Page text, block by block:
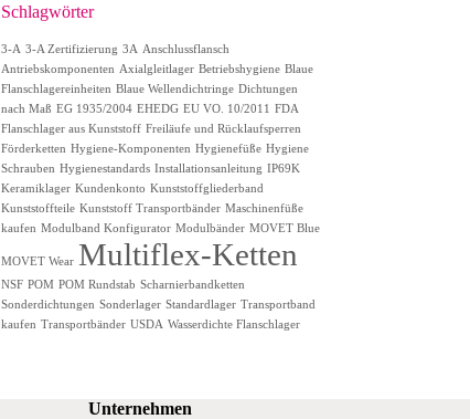
Schlagwörter
3-A 3-A Zertifizierung 3A Anschlussflansch
Antriebskomponenten Axialgleitlager Betriebshygiene Blaue
Flanschlagereinheiten Blaue Wellendichtringe Dichtungen
nach Maß EG 1935/2004 EHEDG EU VO. 10/2011 FDA
Flanschlager aus Kunststoff Freiläufe und Rücklaufsperren
Förderketten Hygiene-Komponenten Hygienefüße Hygiene
Schrauben Hygienestandards Installationsanleitung IP69K
Keramiklager Kundenkonto Kunststoffgliederband
Kunststoffteile Kunststoff Transportbänder Maschinenfüße
kaufen Modulband Konfigurator Modulbänder MOVET Blue
MOVET Wear Multiflex-Ketten
NSF POM POM Rundstab Scharnierbandketten
Sonderdichtungen Sonderlager Standardlager Transportband
kaufen Transportbänder USDA Wasserdichte Flanschlager
Unternehmen